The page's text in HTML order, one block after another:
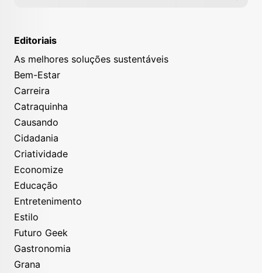
Editoriais
As melhores soluções sustentáveis
Bem-Estar
Carreira
Catraquinha
Causando
Cidadania
Criatividade
Economize
Educação
Entretenimento
Estilo
Futuro Geek
Gastronomia
Grana